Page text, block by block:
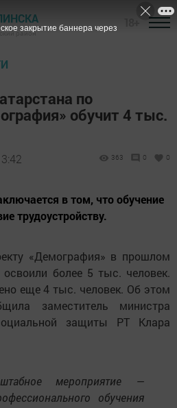
район
по
обучит 4 тыс.
363 0 0
в том, что обучение
трудоустройству.
«Демография» в прошлом
более 5 тыс. человек.
еще 4 тыс. человек. Об этом
заместитель министра
защиты РТ Клара
мероприятие —
обучения
закрытие баннера через